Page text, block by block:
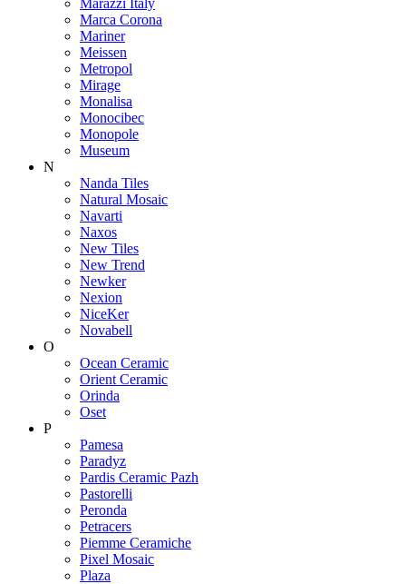
Marca Corona
Mariner
Meissen
Metropol
Mirage
Monalisa
Monocibec
Monopole
Museum
N
Nanda Tiles
Natural Mosaic
Navarti
Naxos
New Tiles
New Trend
Newker
Nexion
NiceKer
Novabell
O
Ocean Ceramic
Orient Ceramic
Orinda
Oset
P
Pamesa
Paradyz
Pardis Ceramic Pazh
Pastorelli
Peronda
Petracers
Piemme Ceramiche
Pixel Mosaic
Plaza